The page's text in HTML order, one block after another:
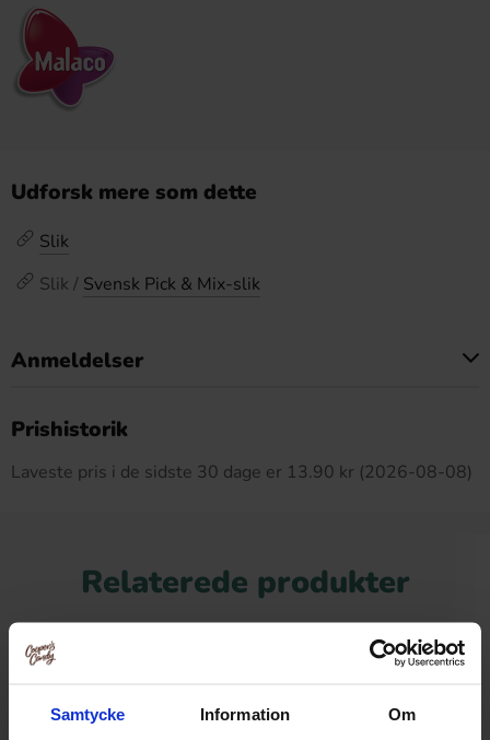
Samtycke Information Om
Udforsk mere som dette
Slik
Slik / Svensk Pick & Mix-slik
Anmeldelser
Prishistorik
Laveste pris i de sidste 30 dage er 13.90 kr (2026-08-08)
Relaterede produkter